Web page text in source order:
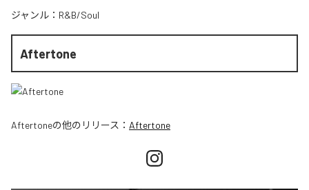
ジャンル： R&B/Soul
Aftertone
Aftertoneの他のリリース： Aftertone